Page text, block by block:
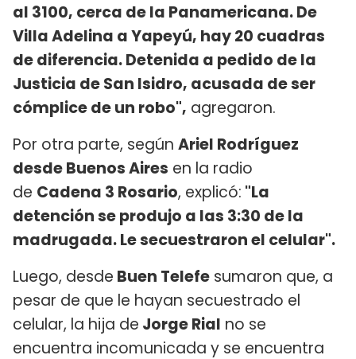
al 3100, cerca de la Panamericana. De
Villa Adelina a Yapeyú, hay 20 cuadras
de diferencia. Detenida a pedido de la
Justicia de San Isidro, acusada de ser
cómplice de un robo", agregaron.
Por otra parte, según Ariel Rodríguez
desde Buenos Aires en la radio
de Cadena 3 Rosario, explicó: "La
detención se produjo a las 3:30 de la
madrugada. Le secuestraron el celular".
Luego, desde Buen Telefe sumaron que, a
pesar de que le hayan secuestrado el
celular, la hija de Jorge Rial no se
encuentra incomunicada y se encuentra